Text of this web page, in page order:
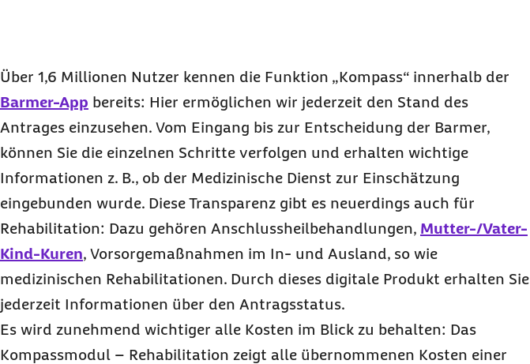
Über 1,6 Millionen Nutzer kennen die Funktion „Kompass“ innerhalb der
Barmer-App bereits: Hier ermöglichen wir jederzeit den Stand des
Antrages einzusehen. Vom Eingang bis zur Entscheidung der Barmer,
können Sie die einzelnen Schritte verfolgen und erhalten wichtige
Informationen z. B., ob der Medizinische Dienst zur Einschätzung
eingebunden wurde. Diese Transparenz gibt es neuerdings auch für
Rehabilitation: Dazu gehören Anschlussheilbehandlungen, Mutter-/Vater-
Kind-Kuren, Vorsorgemaßnahmen im In- und Ausland, so wie
medizinischen Rehabilitationen. Durch dieses digitale Produkt erhalten Sie
jederzeit Informationen über den Antragsstatus.
Es wird zunehmend wichtiger alle Kosten im Blick zu behalten: Das
Kompassmodul – Rehabilitation zeigt alle übernommenen Kosten einer